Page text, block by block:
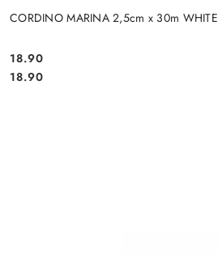
CORDINO MARINA 2,5cm x 30m WHITE
Cena:
18.90
Cena:
18.90